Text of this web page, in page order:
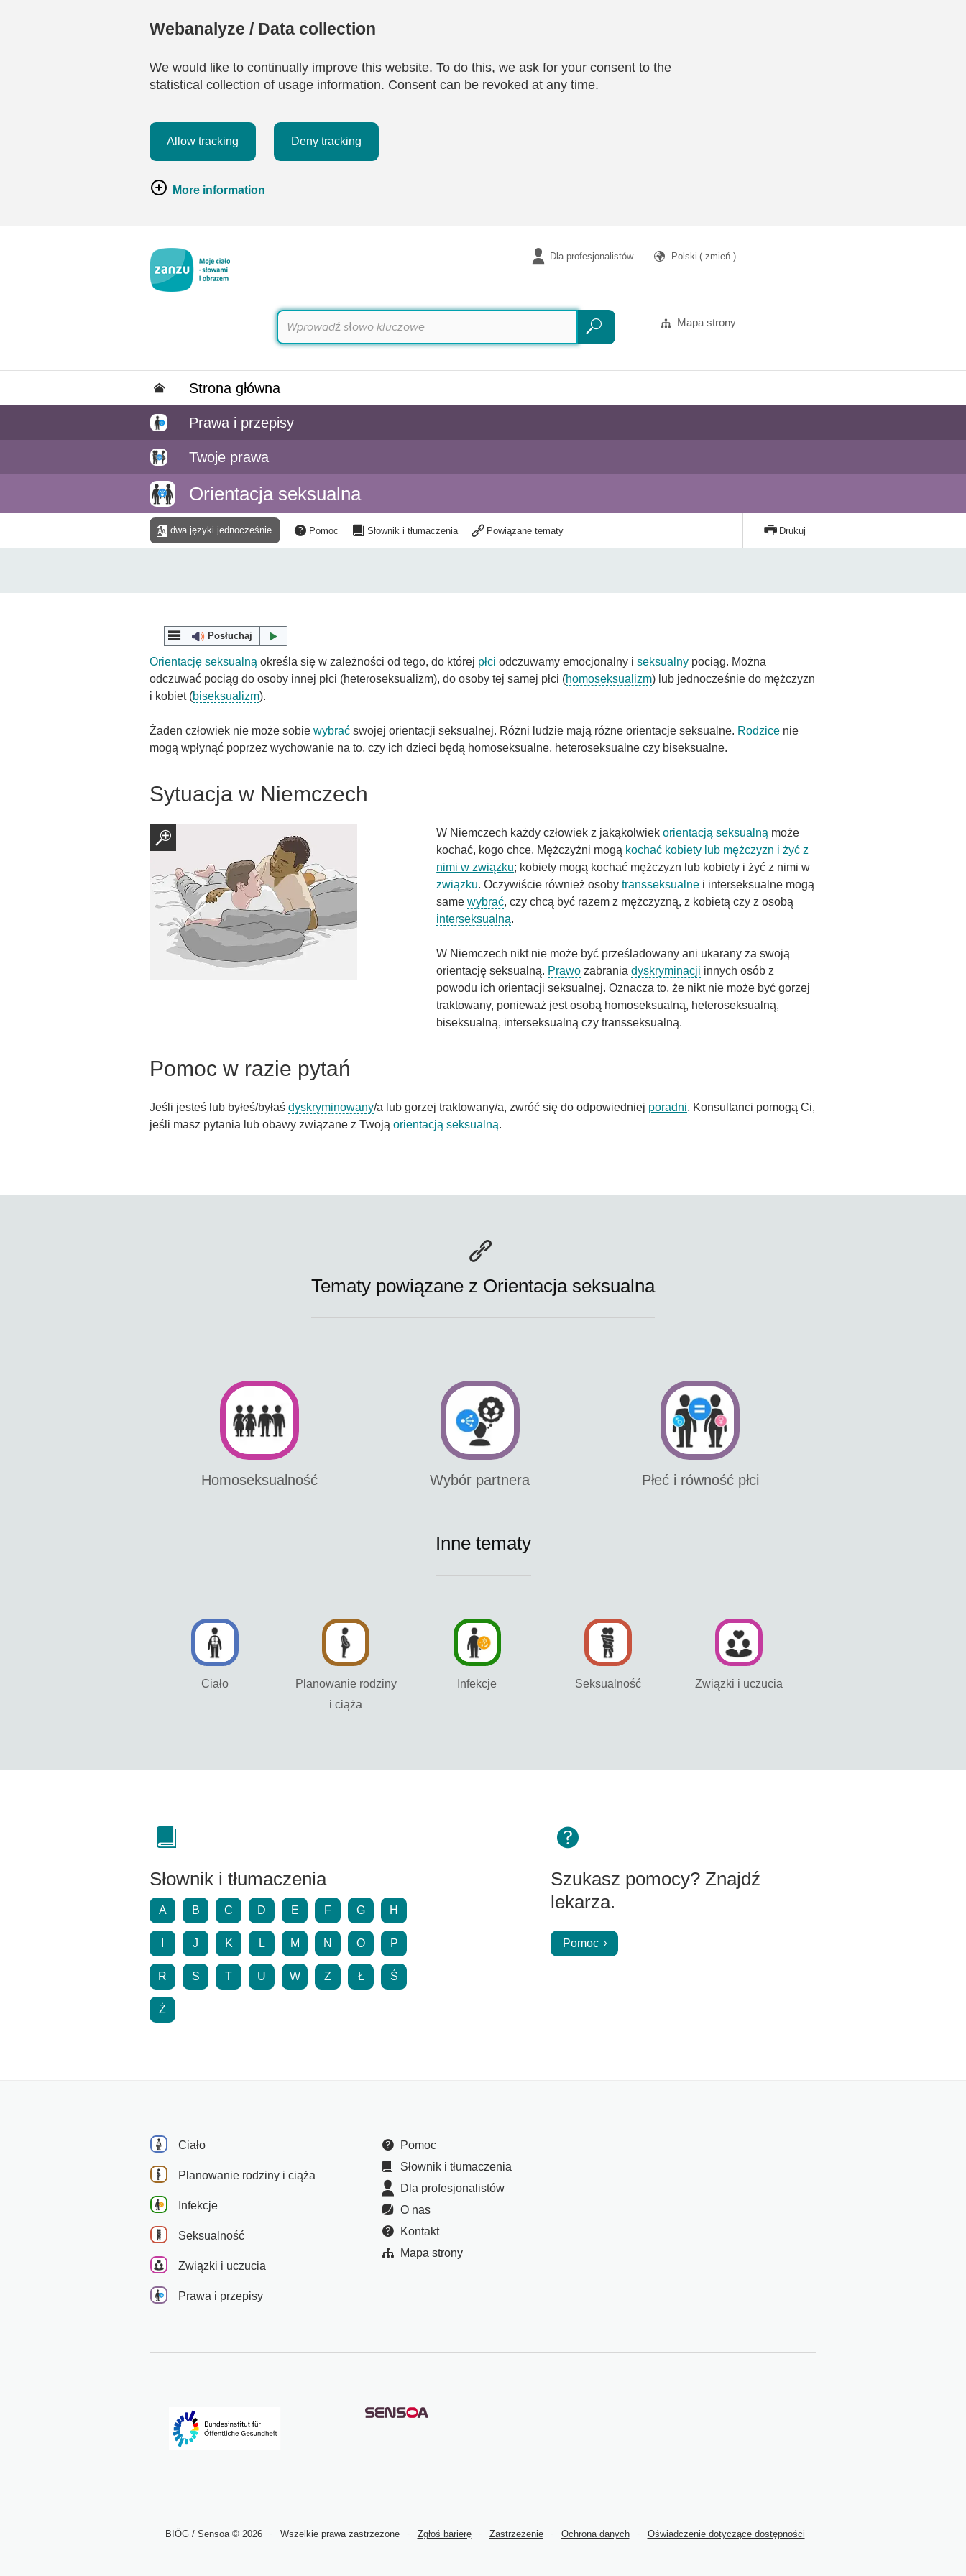
Webanalyze / Data collection
We would like to continually improve this website. To do this, we ask for your consent to the
statistical collection of usage information. Consent can be revoked at any time.
Allow tracking Deny tracking
More information
Dla profesjonalistów Polski ( zmień )
Szukaj
Szukaj
Mapa strony
Strona główna
Prawa i przepisy
Twoje prawa
Orientacja seksualna
dwa języki jednocześnie Pomoc Słownik i tłumaczenia Powiązane tematy Drukuj
Posłuchaj
Orientację seksualną określa się w zależności od tego, do której płci odczuwamy emocjonalny i seksualny pociąg. Można
odczuwać pociąg do osoby innej płci (heteroseksualizm), do osoby tej samej płci (homoseksualizm) lub jednocześnie do mężczyzn
i kobiet (biseksualizm).
Żaden człowiek nie może sobie wybrać swojej orientacji seksualnej. Różni ludzie mają różne orientacje seksualne. Rodzice nie
mogą wpłynąć poprzez wychowanie na to, czy ich dzieci będą homoseksualne, heteroseksualne czy biseksualne.
Sytuacja w Niemczech
W Niemczech każdy człowiek z jakąkolwiekorientacją seksualną może
kochać, kogo chce. Mężczyźni mogą kochać kobiety lub mężczyzn i żyć z
nimi w związku; kobiety mogą kochać mężczyzn lub kobiety i żyć z nimi w
związku. Oczywiście również osobytransseksualne i interseksualne mogą
samewybrać, czy chcą być razem z mężczyzną, z kobietą czy z osobą
interseksualną.
W Niemczech nikt nie może być prześladowany ani ukarany za swoją
orientację seksualną. Prawo zabraniadyskryminacji innych osób z
powodu ich orientacji seksualnej. Oznacza to, że nikt nie może być gorzej
traktowany, ponieważ jest osobą homoseksualną, heteroseksualną,
biseksualną, interseksualną czy transseksualną.
Pomoc w razie pytań
Jeśli jesteś lub byłeś/byłaś dyskryminowany/a lub gorzej traktowany/a, zwróć się do odpowiedniej poradni. Konsultanci pomogą Ci,
jeśli masz pytania lub obawy związane z Twoją orientacją seksualną.
Tematy powiązane z Orientacja seksualna
Homoseksualność Wybór partnera Płeć i równość płci
Inne tematy
Ciało
Planowanie rodziny
i ciąża
Infekcje Seksualność Związki i uczucia
Słownik i tłumaczenia
A B C D E F G H
J K L M N O P
R S T U W Z Ł Ś
Ż
Szukasz pomocy? Znajdź
lekarza.
Pomoc
Ciało
Planowanie rodziny i ciąża
Infekcje
Seksualność
Związki i uczucia
Prawa i przepisy
Pomoc
Słownik i tłumaczenia
Dla profesjonalistów
O nas
Kontakt
Mapa strony
BIÖG / Sensoa © 2026 Wszelkie prawa zastrzeżone Zgłoś barierę Zastrzeżenie Ochrona danych Oświadczenie dotyczące dostępności